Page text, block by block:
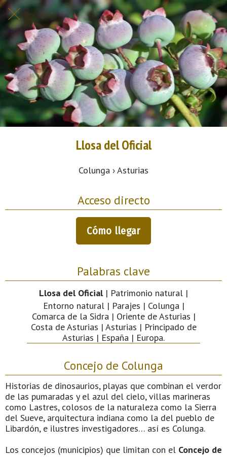
Llosa del Oficial
Colunga › Asturias
Acceso directo
Cómo llegar
Palabras clave
Llosa del Oficial| Patrimonio natural |
Entorno natural | Parajes | Colunga |
Comarca de la Sidra | Oriente de Asturias |
Costa de Asturias | Asturias | Principado de
Asturias | España | Europa.
Concejo de Colunga
Historias de dinosaurios, playas que combinan el verdor
de las pumaradas y el azul del cielo, villas marineras
como Lastres, colosos de la naturaleza como la Sierra
del Sueve, arquitectura indiana como la del pueblo de
Libardón, e ilustres investigadores… así es Colunga.
Los concejos (municipios) que limitan con el Concejo de